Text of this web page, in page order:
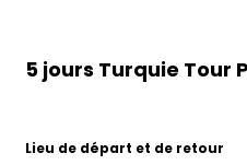
5 jours Turquie Tour
Lieu de départ et de retour